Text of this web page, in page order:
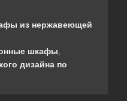
из нержавеющей
шкафы,
дизайна по